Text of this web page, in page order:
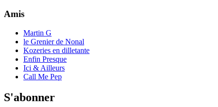
Amis
Martin G
le Grenier de Nonal
Kozeries en dilletante
Enfin Presque
Ici & Ailleurs
Call Me Pep
S'abonner